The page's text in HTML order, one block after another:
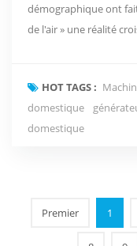
démographique ont
de l'air » une réalité
liquide, la purification
matériaux, ainsi que
HOT TAGS :
domestique
domestique
Premier 1